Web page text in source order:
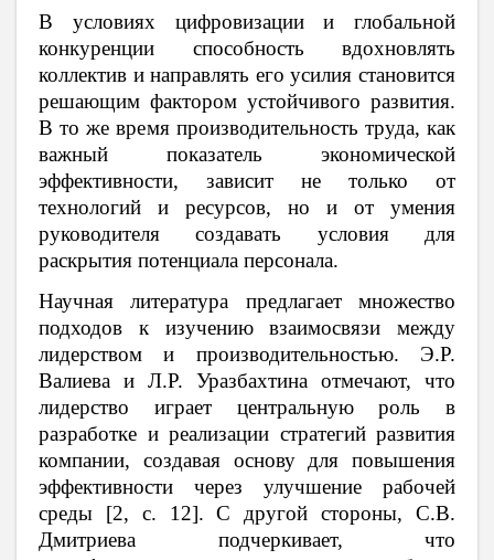
В условиях цифровизации и глобальной
конкуренции способность вдохновлять
коллектив и направлять его усилия становится
решающим фактором устойчивого развития.
В то же время производительность труда, как
важный показатель экономической
эффективности, зависит не только от
технологий и ресурсов, но и от умения
руководителя создавать условия для
раскрытия потенциала персонала.
Научная литература предлагает множество
подходов к изучению взаимосвязи между
лидерством и производительностью. Э.Р.
Валиева и Л.Р. Уразбахтина отмечают, что
лидерство играет центральную роль в
разработке и реализации стратегий развития
компании, создавая основу для повышения
эффективности через улучшение рабочей
среды [2, c. 12]. С другой стороны, С.В.
Дмитриева подчеркивает, что